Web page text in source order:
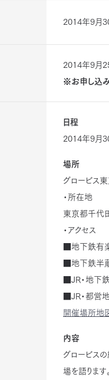
2014年9月
2014年9月
※お申し込み
日程
2014年9月
場所
グロービス
・所在地
東京都千代
・アクセス
■地下鉄有
■地下鉄半
■JR・地下
■JR・都営
開催場所地
内容
グロービス
場を語ります。